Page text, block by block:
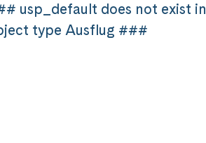
usp_default does not exist in
type Ausflug ###